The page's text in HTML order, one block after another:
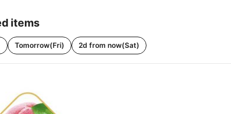
items
Tomorrow(Fri) 2d from now(Sat)